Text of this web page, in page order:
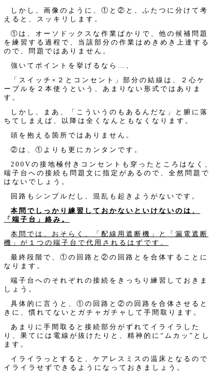
しかし、画像のように、①と②と、ふたつに分けて考
えると、スッキリします。
①は、オーソドックスな作業ばかりで、他の候補問題
を練習する過程で、当該部分の作業はめきめき上達する
ので、問題ではありません。
強いてポイントを挙げるなら…、
「スイッチ×２とコンセント」部分の結線は、２心ケ
ーブルを２本使うという、あまりない形式ではありま
す。
しかし、まあ、「こういうのもあるんだな」と腑に落
ちてしまえば、以降は全くなんともなくなります。
頭を抱える箇所ではありません。
②は、①よりも更にカンタンです。
200Vの接地極付きコンセントも穿ったところはなく、
端子台への接続も問題文に指定があるので、全然問題で
はないでしょう。
回路もシンプルだし、混乱も起きようがないです。
本問でしっかり練習しておかないといけないのは、
「端子台」絡み。
本問では、おそらく、「配線用遮断機」と「漏電遮断
機」が１つの端子台で代用されるはずです。
最終段階で、①の回路と②の回路とを合体することに
なります。
端子台へのそれぞれの接続をきっちり練習しておきま
しょう。
具体的に言うと、①の回路と②の回路を合体させると
きに、慣れてないとガチャガチャして手間取ります。
あまりに手間取ると接続部分がずれてイライラした
り、果てには電線が抜けたりと、精神的に“ムカッ”とし
ます。
イライラっとすると、ケアレスミスの温床となるので
イライラせずできるようになっておきましょう。